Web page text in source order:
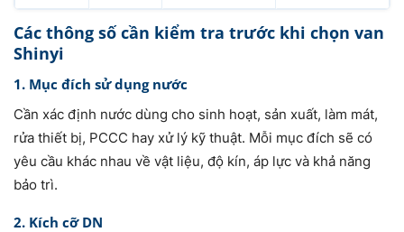
Các thông số cần kiểm tra trước khi chọn van
Shinyi
1. Mục đích sử dụng nước
Cần xác định nước dùng cho sinh hoạt, sản xuất, làm mát,
rửa thiết bị, PCCC hay xử lý kỹ thuật. Mỗi mục đích sẽ có
yêu cầu khác nhau về vật liệu, độ kín, áp lực và khả năng
bảo trì.
2. Kích cỡ DN